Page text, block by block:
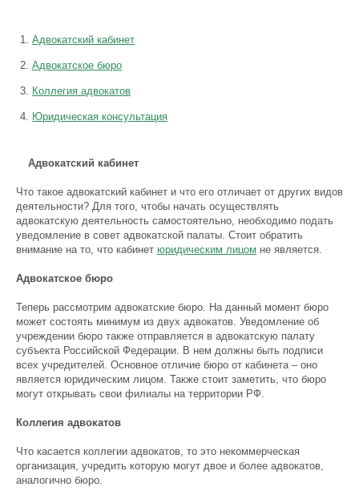
Адвокатский кабинет
Адвокатское бюро
Коллегия адвокатов
Юридическая консультация
Адвокатский кабинет
Что такое адвокатский кабинет и что его отличает от других видов
деятельности? Для того, чтобы начать осуществлять
адвокатскую деятельность самостоятельно, необходимо подать
уведомление в совет адвокатской палаты. Стоит обратить
внимание на то, что кабинет юридическим лицом не является.
Адвокатское бюро
Теперь рассмотрим адвокатские бюро. На данный момент бюро
может состоять минимум из двух адвокатов. Уведомление об
учреждении бюро также отправляется в адвокатскую палату
субъекта Российской Федерации. В нем должны быть подписи
всех учредителей. Основное отличие бюро от кабинета – оно
является юридическим лицом. Также стоит заметить, что бюро
могут открывать свои филиалы на территории РФ.
Коллегия адвокатов
Что касается коллегии адвокатов, то это некоммерческая
организация, учредить которую могут двое и более адвокатов,
аналогично бюро.